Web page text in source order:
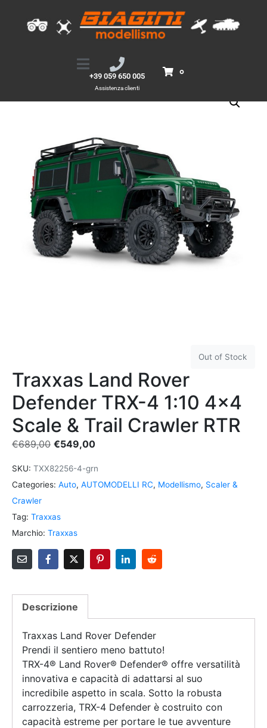
+39 059 650 005
Assistenza clienti
0
Home
Prodotti
Traxxas Land Rover Defender TRX-4 1:10 4x4
Out of Stock
Traxxas Land Rover
Defender TRX-4 1:10 4×4
Scale & Trail Crawler RTR
€689,00 €549,00
SKU: TXX82256-4-grn
Categories: Auto, AUTOMODELLI RC, Modellismo, Scaler &
Crawler
Tag: Traxxas
Marchio: Traxxas
Descrizione
Traxxas Land Rover Defender
Prendi il sentiero meno battuto!
TRX-4® Land Rover® Defender® offre versatilità
innovativa e capacità di adattarsi al suo
incredibile aspetto in scala. Sotto la robusta
carrozzeria, TRX-4 Defender è costruito con
capacità estreme per portare le tue avventure